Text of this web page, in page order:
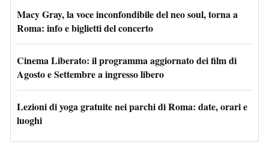
Macy Gray, la voce inconfondibile del neo soul, torna a
Roma: info e biglietti del concerto
Cinema Liberato: il programma aggiornato dei film di
Agosto e Settembre a ingresso libero
Lezioni di yoga gratuite nei parchi di Roma: date, orari e
luoghi